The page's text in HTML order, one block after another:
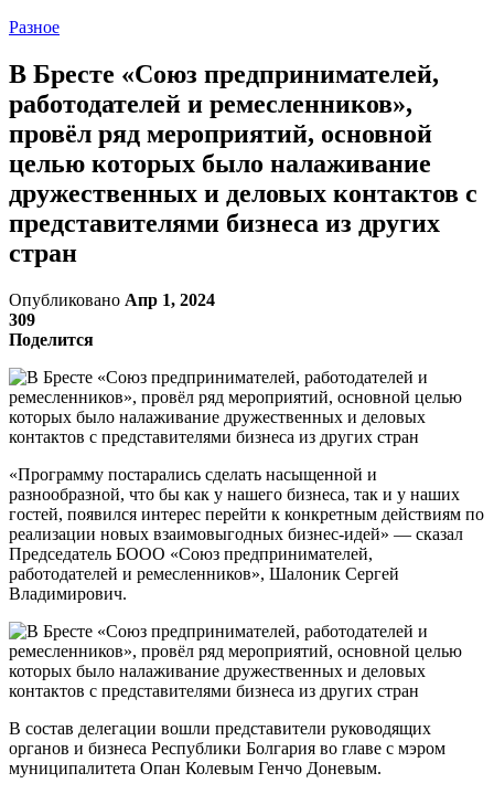
Разное
В Бресте «Союз предпринимателей,
работодателей и ремесленников»,
провёл ряд мероприятий, основной
целью которых было налаживание
дружественных и деловых контактов с
представителями бизнеса из других
стран
Опубликовано Апр 1, 2024
309
Поделится
«Программу постарались сделать насыщенной и
разнообразной, что бы как у нашего бизнеса, так и у наших
гостей, появился интерес перейти к конкретным действиям по
реализации новых взаимовыгодных бизнес-идей» — сказал
Председатель БООО «Союз предпринимателей,
работодателей и ремесленников», Шалоник Сергей
Владимирович.
В состав делегации вошли представители руководящих
органов и бизнеса Республики Болгария во главе с мэром
муниципалитета Опан Колевым Генчо Доневым.